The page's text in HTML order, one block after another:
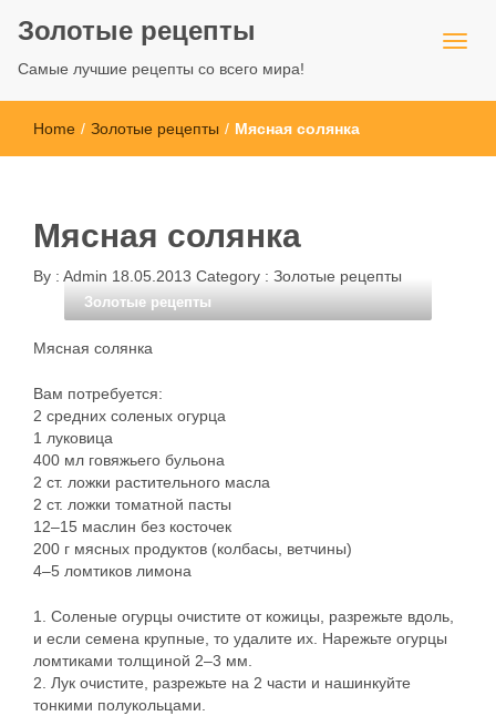
Золотые рецепты
Самые лучшие рецепты со всего мира!
Home / Золотые рецепты / Мясная солянка
Мясная солянка
By : Admin 18.05.2013 Category : Золотые рецепты
Золотые рецепты
Мясная солянка
Вам потребуется:
2 средних соленых огурца
1 луковица
400 мл говяжьего бульона
2 ст. ложки растительного масла
2 ст. ложки томатной пасты
12–15 маслин без косточек
200 г мясных продуктов (колбасы, ветчины)
4–5 ломтиков лимона
1. Соленые огурцы очистите от кожицы, разрежьте вдоль,
и если семена крупные, то удалите их. Нарежьте огурцы
ломтиками толщиной 2–3 мм.
2. Лук очистите, разрежьте на 2 части и нашинкуйте
тонкими полукольцами.